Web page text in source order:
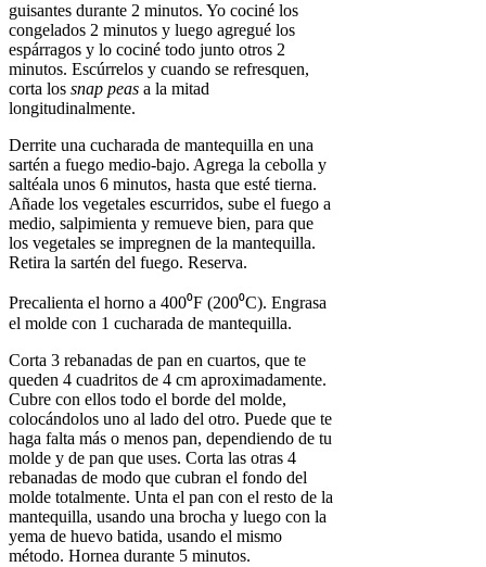
guisantes durante 2 minutos. Yo cociné los
congelados 2 minutos y luego agregué los
espárragos y lo cociné todo junto otros 2
minutos. Escúrrelos y cuando se refresquen,
corta los snap peas a la mitad
longitudinalmente.
Derrite una cucharada de mantequilla en una
sartén a fuego medio-bajo. Agrega la cebolla y
saltéala unos 6 minutos, hasta que esté tierna.
Añade los vegetales escurridos, sube el fuego a
medio, salpimienta y remueve bien, para que
los vegetales se impregnen de la mantequilla.
Retira la sartén del fuego. Reserva.
Precalienta el horno a 400⁰F (200⁰C). Engrasa
el molde con 1 cucharada de mantequilla.
Corta 3 rebanadas de pan en cuartos, que te
queden 4 cuadritos de 4 cm aproximadamente.
Cubre con ellos todo el borde del molde,
colocándolos uno al lado del otro. Puede que te
haga falta más o menos pan, dependiendo de tu
molde y de pan que uses. Corta las otras 4
rebanadas de modo que cubran el fondo del
molde totalmente. Unta el pan con el resto de la
mantequilla, usando una brocha y luego con la
yema de huevo batida, usando el mismo
método. Hornea durante 5 minutos.